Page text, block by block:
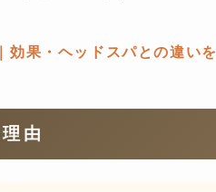
果・ヘッドスパとの違い
由